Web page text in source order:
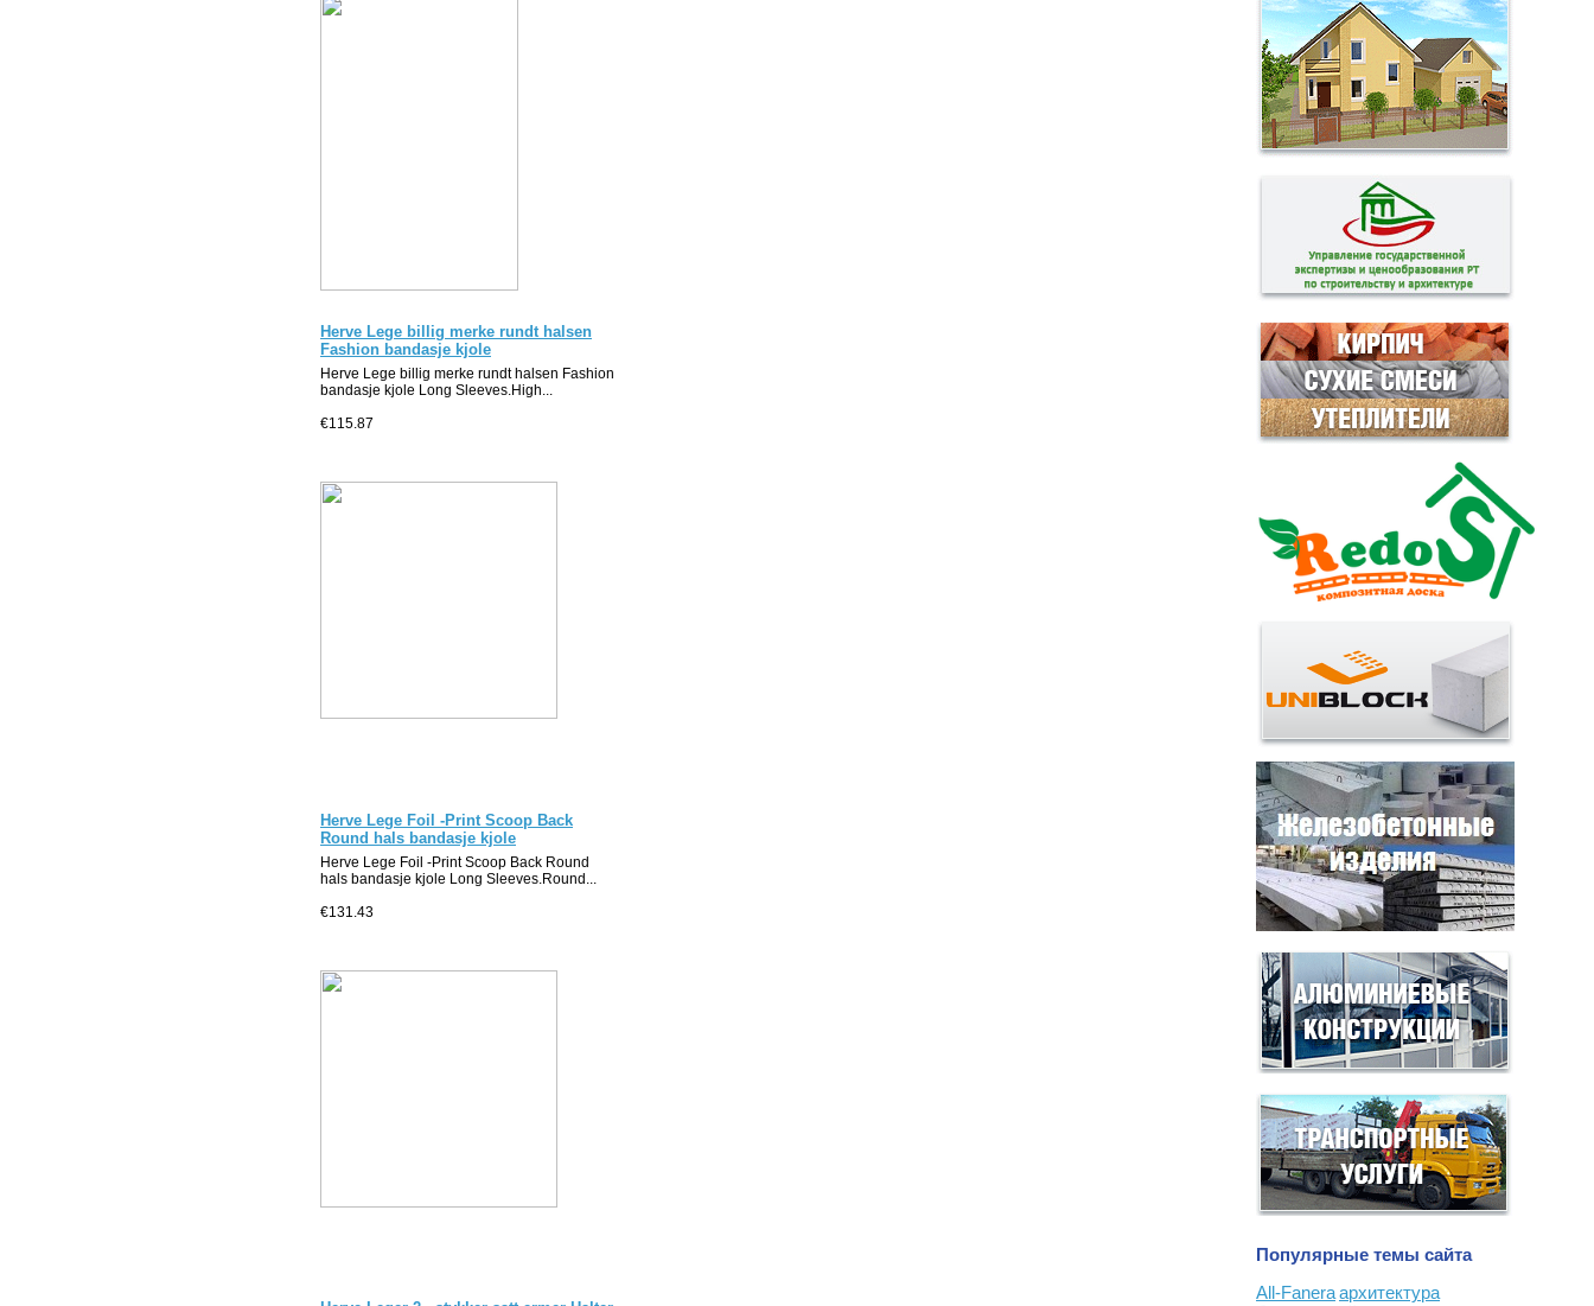
Herve Lege billig merke rundt halsen
Fashion bandasje kjole
Herve Lege billig merke rundt halsen Fashion
bandasje kjole Long Sleeves.High...
€115.87
Herve Lege Foil -Print Scoop Back
Round hals bandasje kjole
Herve Lege Foil -Print Scoop Back Round
hals bandasje kjole Long Sleeves.Round...
€131.43
Популярные темы сайта
All-Faneraархитектура